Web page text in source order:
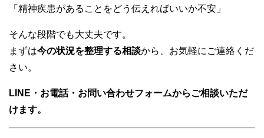
「精神疾患があることをどう伝えればいいか不安」
そんな段階でも大丈夫です。
まずは今の状況を整理する相談から、お気軽にご連絡くだ
さい。
LINE・お電話・お問い合わせフォームからご相談いただ
けます。